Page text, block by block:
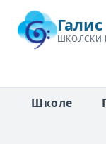
ШКОЛСКИ
Школе